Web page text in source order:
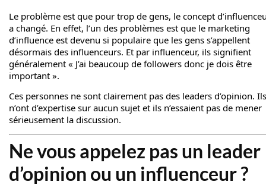
Le problème est que pour trop de gens, le concept
a changé. En effet, l’un des problèmes est que le marketing
d’influence est devenu si populaire que les gens s’appellent
désormais des influenceurs. Et par influenceur, ils signifient
généralement « J’ai beaucoup de followers donc je dois être
important ».
Ces personnes ne sont clairement pas des leaders d’opinion. Ils
n’ont d’expertise sur aucun sujet et ils n’essaient pas de mener
sérieusement la discussion.
Ne vous appelez pas un leader
d’opinion ou un influenceur ?